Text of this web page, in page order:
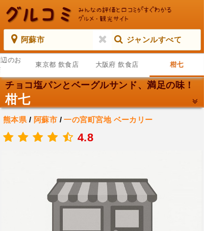
阿蘇市 ジャンルすべて
のお
東京都 飲食店 大阪府 飲食店 柑七
チョコ塩パンとベーグルサンド、満足の味！
柑七
熊本県 / 阿蘇市 /一の宮町宮地 ベーカリー
4.8